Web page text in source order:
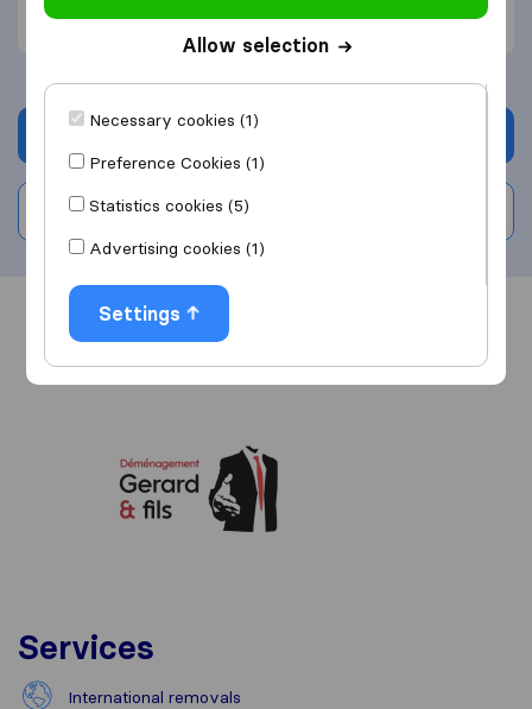
Assembly (1)
Get quote
Write a review
Overview
Services
International removals
Allow selection
Necessary cookies (1)
Preference Cookies (1)
Statistics cookies (5)
Advertising cookies (1)
Settings